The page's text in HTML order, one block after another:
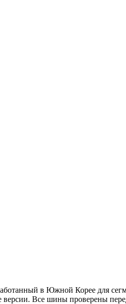
в Южной Корее для
Все шины проверены